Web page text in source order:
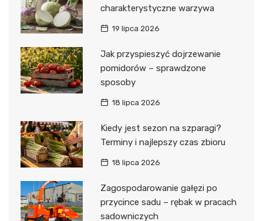
charakterystyczne warzywa
19 lipca 2026
Jak przyspieszyć dojrzewanie
pomidorów – sprawdzone
sposoby
18 lipca 2026
Kiedy jest sezon na szparagi?
Terminy i najlepszy czas zbioru
18 lipca 2026
Zagospodarowanie gałęzi po
przycince sadu – rębak w pracach
sadowniczych